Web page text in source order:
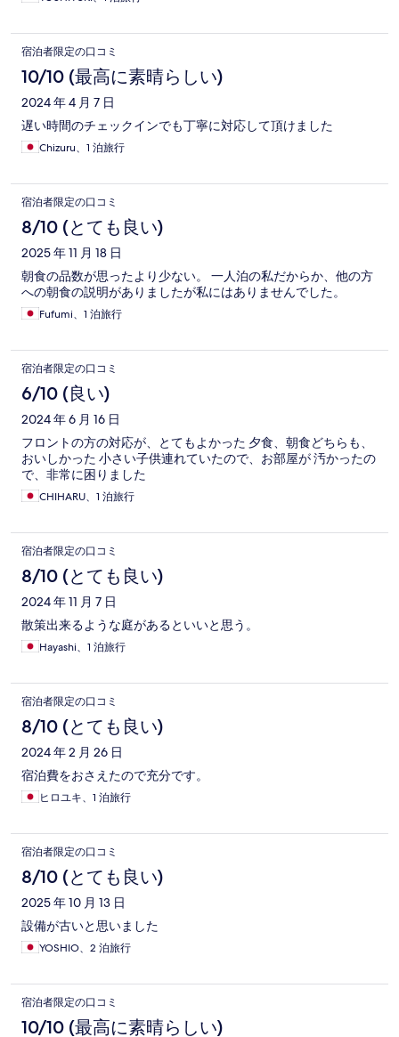
宿泊者限定の口コミ
10/10 (最高に素晴らしい)
2024 年 4 月 7 日
遅い時間のチェックインでも丁寧に対応して頂けました
Chizuru、1 泊旅行
宿泊者限定の口コミ
8/10 (とても良い)
2025 年 11 月 18 日
朝食の品数が思ったより少ない。 一人泊の私だからか、他の方
への朝食の説明がありましたが私にはありませんでした。
Fufumi、1 泊旅行
宿泊者限定の口コミ
6/10 (良い)
2024 年 6 月 16 日
フロントの方の対応が、とてもよかった 夕食、朝食どちらも、
おいしかった 小さい子供連れていたので、お部屋が 汚かったの
で、非常に困りました
CHIHARU、1 泊旅行
宿泊者限定の口コミ
8/10 (とても良い)
2024 年 11 月 7 日
散策出来るような庭があるといいと思う。
Hayashi、1 泊旅行
宿泊者限定の口コミ
8/10 (とても良い)
2024 年 2 月 26 日
宿泊費をおさえたので充分です。
ヒロユキ、1 泊旅行
宿泊者限定の口コミ
8/10 (とても良い)
2025 年 10 月 13 日
設備が古いと思いました
YOSHIO、2 泊旅行
宿泊者限定の口コミ
10/10 (最高に素晴らしい)